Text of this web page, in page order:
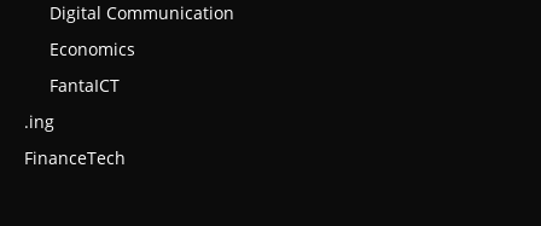
Digital Communication
Economics
FantaICT
.ing
FinanceTech